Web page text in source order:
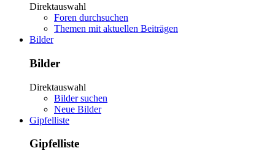
Direktauswahl
Foren durchsuchen
Themen mit aktuellen Beiträgen
Bilder
Bilder
Direktauswahl
Bilder suchen
Neue Bilder
Gipfelliste
Gipfelliste